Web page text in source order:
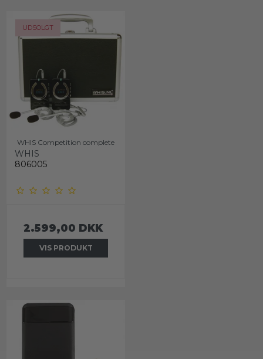
UDSOLGT
WHIS Competition complete
WHIS
806005
2.599,00 DKK
VIS PRODUKT